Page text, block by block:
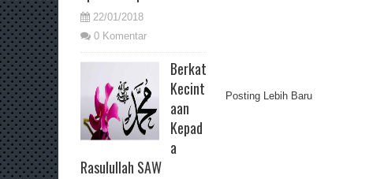
22/01/2018
0 Komentar
Berkat
Kecint
aan
Kepad
a
Rasulullah SAW
Posting Lebih Baru